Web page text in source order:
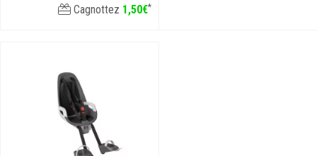
Cagnottez 1,50€*